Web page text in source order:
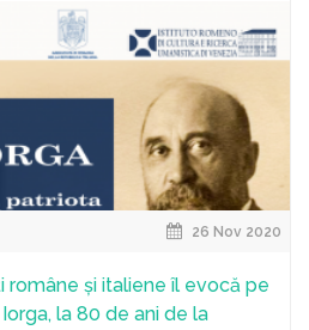
26 Nov 2020
române și italiene îl evocă pe
la 80 de ani de la